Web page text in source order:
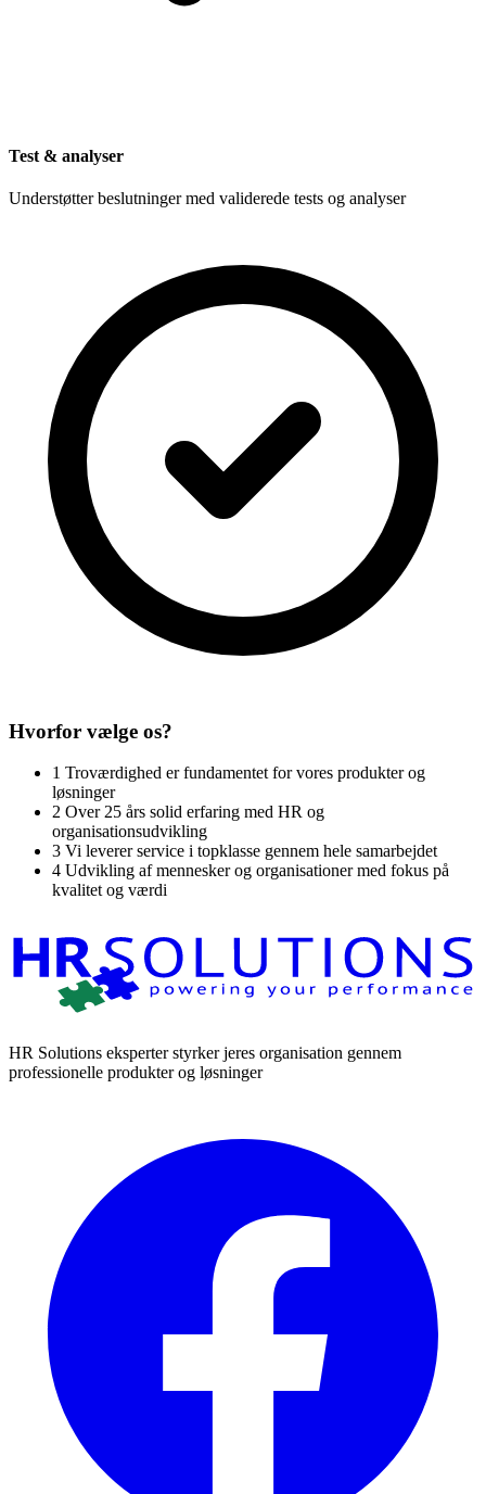
Test & analyser
Understøtter beslutninger med validerede tests og analyser
Hvorfor vælge os?
1 Troværdighed er fundamentet for vores produkter og
løsninger
2 Over 25 års solid erfaring med HR og
organisationsudvikling
3 Vi leverer service i topklasse gennem hele samarbejdet
4 Udvikling af mennesker og organisationer med fokus på
kvalitet og værdi
HR Solutions eksperter styrker jeres organisation gennem
professionelle produkter og løsninger